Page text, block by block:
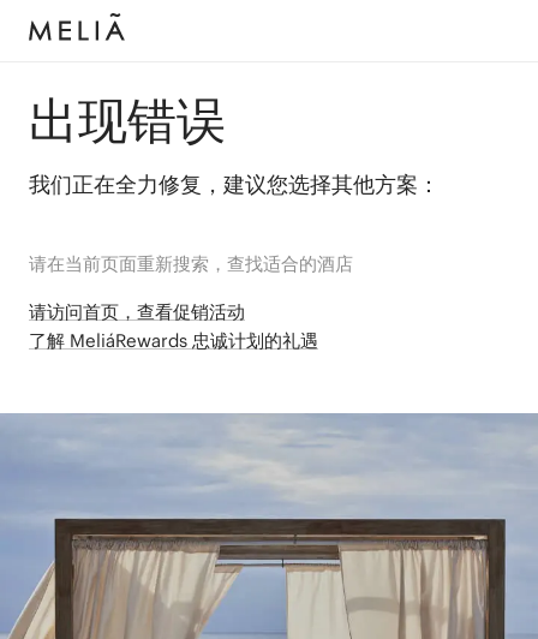
出现错误
我们正在全力修复，建议您选择其他方案：
请在当前页面重新搜索，查找适合的酒店
请访问首页，查看促销活动
了解 MeliáRewards 忠诚计划的礼遇